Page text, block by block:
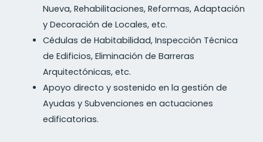
Nueva, Rehabilitaciones, Reformas, Adaptación
y Decoración de Locales, etc.
Cédulas de Habitabilidad, Inspección Técnica
de Edificios, Eliminación de Barreras
Arquitectónicas, etc.
Apoyo directo y sostenido en la gestión de
Ayudas y Subvenciones en actuaciones
edificatorias.